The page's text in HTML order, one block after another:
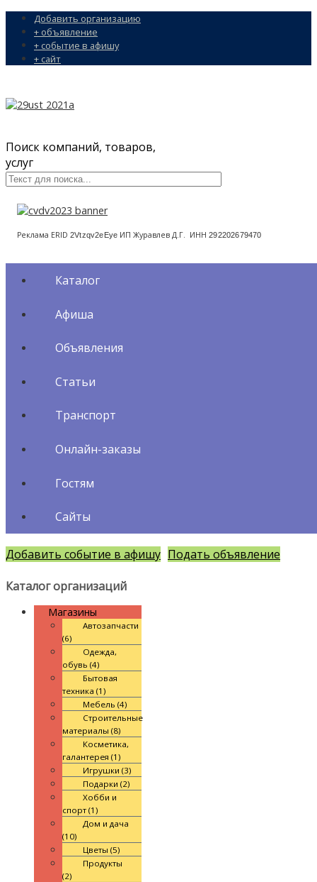
Добавить организацию
+ объявление
+ событие в афишу
+ сайт
Поиск компаний, товаров,
услуг
Реклама ERID 2Vtzqv2eEye ИП Журавлев Д.Г. ИНН292202679470
Каталог
Афиша
Объявления
Статьи
Транспорт
Онлайн-заказы
Гостям
Сайты
Добавить событие в афишу Подать объявление
Каталог организаций
Магазины
Автозапчасти
(6)
Одежда,
обувь (4)
Бытовая
техника (1)
Мебель (4)
Строительные
материалы (8)
Косметика,
галантерея (1)
Игрушки (3)
Подарки (2)
Хобби и
спорт (1)
Дом и дача
(10)
Цветы (5)
Продукты
(2)